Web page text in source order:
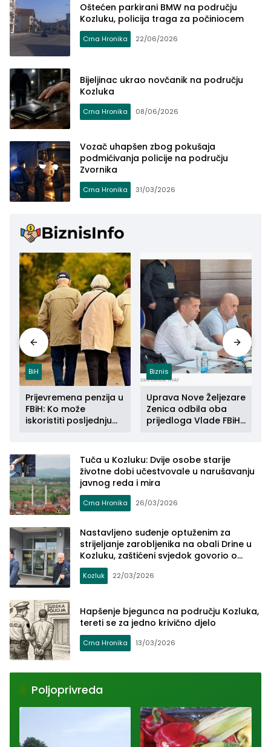
Oštećen parkirani BMW na području
Kozluku, policija traga za počiniocem
Crna Hronika 22/06/2026
Bijeljinac ukrao novčanik na području
Kozluka
Crna Hronika 08/06/2026
Vozač uhapšen zbog pokušaja
podmićivanja policije na području
Zvornika
Crna Hronika 31/03/2026
BiH
Prijevremena penzija u
FBiH: Ko može
iskoristiti posljednju
Biznis
Uprava Nove Željezare
Zenica odbila oba
prijedloga Vlade FBiH:
Tuča u Kozluku: Dvije osobe starije
životne dobi učestvovale u narušavanju
javnog reda i mira
Crna Hronika 26/03/2026
Nastavljeno suđenje optuženim za
strijeljanje zarobljenika na obali Drine u
Kozluku, zaštićeni svjedok govorio o
monstruoznim zločinima koje su počinili
optuženi
Kozluk 22/03/2026
Hapšenje bjegunca na području Kozluka,
tereti se za jedno krivično djelo
Crna Hronika 13/03/2026
Poljoprivreda